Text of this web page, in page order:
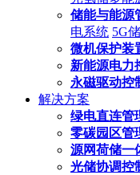
储能与能源
电系统 5G
微机保护装
新能源电力
永磁驱动控
解决方案
绿电直连管
零碳园区管
源网荷储一
光储协调控